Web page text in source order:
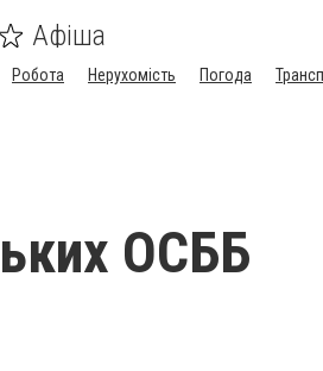
Афіша
Робота Нерухомість Погода
ОСББ